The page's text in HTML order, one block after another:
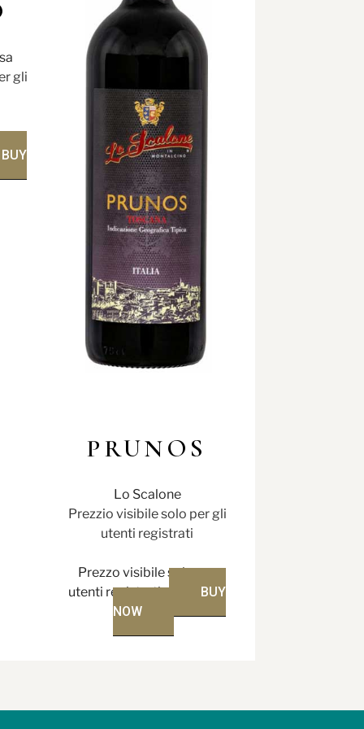
gli
BUY
PRUNOS
Lo Scalone
Prezzio visibile solo per gli
utenti registrati
Prezzo visibile solo per
utenti registrati
BUY
NOW